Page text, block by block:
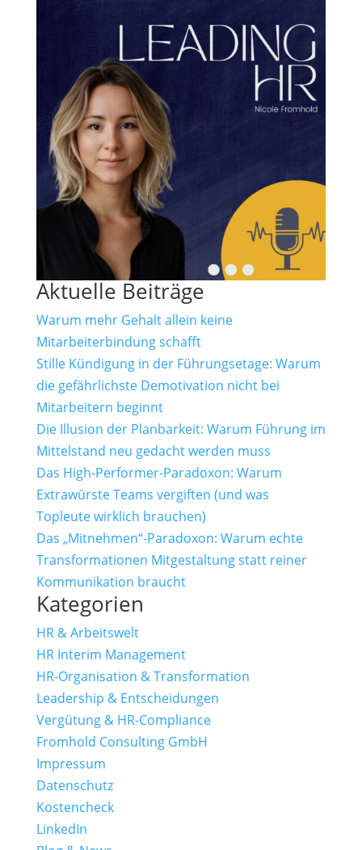
Aktuelle Beiträge
Warum mehr Gehalt allein keine
Mitarbeiterbindung schafft
Stille Kündigung in der Führungsetage: Warum
die gefährlichste Demotivation nicht bei
Mitarbeitern beginnt
Die Illusion der Planbarkeit: Warum Führung im
Mittelstand neu gedacht werden muss
Das High-Performer-Paradoxon: Warum
Extrawürste Teams vergiften (und was
Topleute wirklich brauchen)
Das „Mitnehmen“-Paradoxon: Warum echte
Transformationen Mitgestaltung statt reiner
Kommunikation braucht
Kategorien
HR & Arbeitswelt
HR Interim Management
HR-Organisation & Transformation
Leadership & Entscheidungen
Vergütung & HR-Compliance
Fromhold Consulting GmbH
Impressum
Datenschutz
Kostencheck
LinkedIn